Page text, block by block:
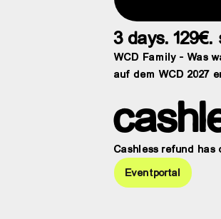
3 days.
WCD Family - Was
auf dem WCD 2027
Cashless refund
Eventportal